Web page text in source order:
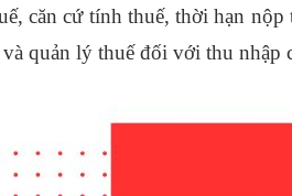
căn cứ tính thuế, thời hạn nộp
quản lý thuế đối với thu nhập